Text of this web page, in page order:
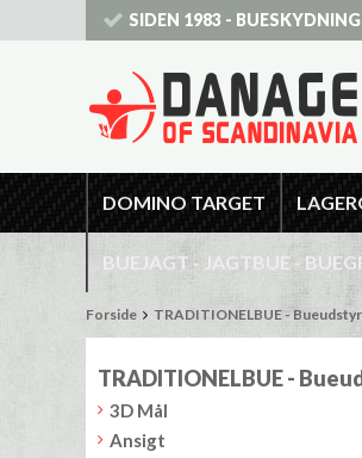
SIDEN 1983 - BUESKYDNING
DOMINO TARGET
BUEJAGT - JAGTBUE -
Forside TRADITIONELBUE - Bueudstyr
TRADITIONELBUE -
3D Mål
Ansigt